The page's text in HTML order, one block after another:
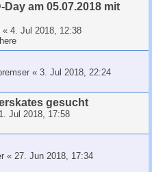
am 05.07.2018 mit
« 4. Jul 2018, 12:38
« 3. Jul 2018, 22:24
gesucht
1. Jul 2018, 17:58
« 27. Jun 2018, 17:34